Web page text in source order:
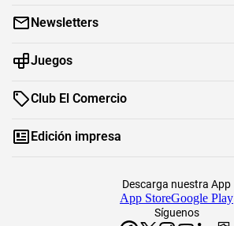
Newsletters
Juegos
Club El Comercio
Edición impresa
Síguenos
Descarga nuestra App
App StoreGoogle Play